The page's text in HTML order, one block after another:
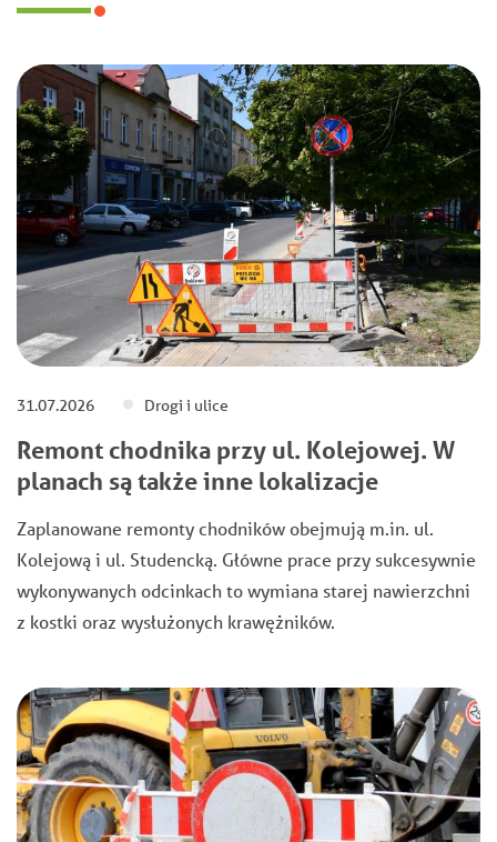
31.07.2026 Drogi i ulice
Remont chodnika przy ul. Kolejowej. W
planach są także inne lokalizacje
Zaplanowane remonty chodników obejmują m.in. ul.
Kolejową i ul. Studencką. Główne prace przy sukcesywnie
wykonywanych odcinkach to wymiana starej nawierzchni
z kostki oraz wysłużonych krawężników.